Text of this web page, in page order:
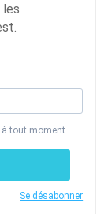
les
tout moment.
Se désabonner